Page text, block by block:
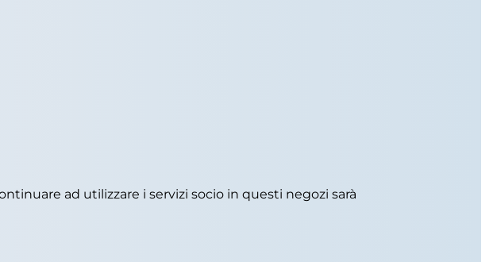
ad utilizzare i servizi socio in questi negozi sarà